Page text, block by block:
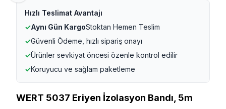
Hızlı Teslimat Avantajı
✓Aynı Gün KargoStoktan Hemen Teslim
✓Güvenli Ödeme, hızlı sipariş onayı
✓Ürünler sevkiyat öncesi özenle kontrol edilir
✓Koruyucu ve sağlam paketleme
WERT 5037 Eriyen İzolasyon Bandı, 5m